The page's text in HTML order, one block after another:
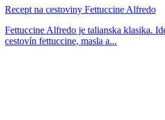
Recept na cestoviny Fettuccine Alfredo
Fettuccine Alfredo je talianska klasika.
cestovín fettuccine, masla a...